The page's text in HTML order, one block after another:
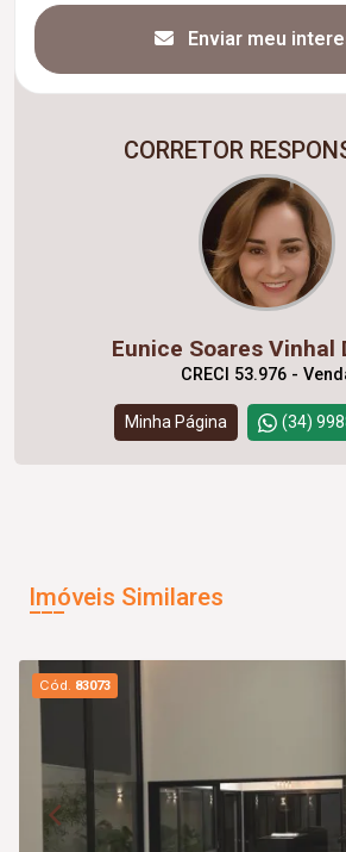
Enviar meu
CORRETOR
Eunice Soares Vinhal
CRECI 53.976 -
Minha Página (34)
Imóveis Similares
Cód. 83073